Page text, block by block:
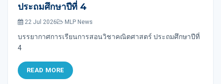
ประถมศึกษาปีที่ 4
22 Jul 2026 MLP News
บรรยากาศการเรียนการสอนวิชาคณิตศาสตร์ ประถมศึกษาปีที่
4
READ MORE